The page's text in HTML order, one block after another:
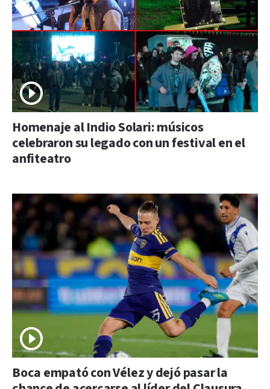
Homenaje al Indio Solari: músicos
celebraron su legado con un festival en el
anfiteatro
Boca empató con Vélez y dejó pasar la